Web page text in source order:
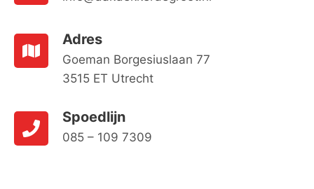
Adres
Goeman Borgesiuslaan 77
3515 ET Utrecht
Spoedlijn
085 – 109 7309